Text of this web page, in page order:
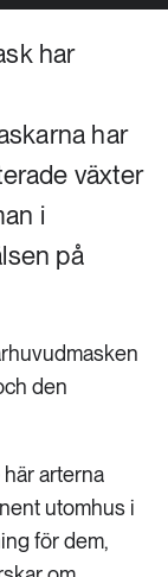
har
har
växter
i
på
den
arterna
utomhus i
för dem,